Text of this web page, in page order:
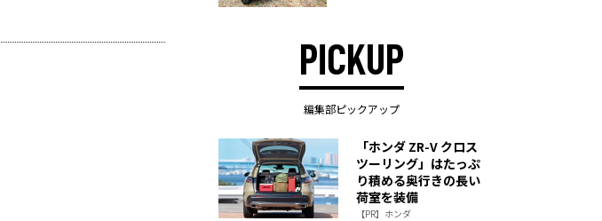
PICKUP
編集部ピックアップ
「ホンダ ZR-V クロス
ツーリング」はたっぷ
り積める奥行きの長い
荷室を装備
【PR】ホンダ